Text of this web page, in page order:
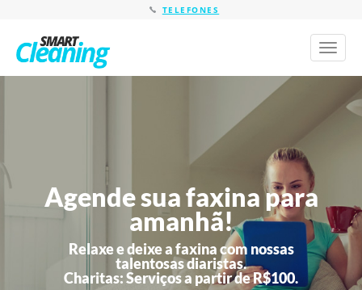
TELEFONES
Toggle
Agende sua faxina para
amanhã!
Relaxe e deixe a faxina com nossas
talentosas diaristas.
Charitas:Serviços a partir de R$100.